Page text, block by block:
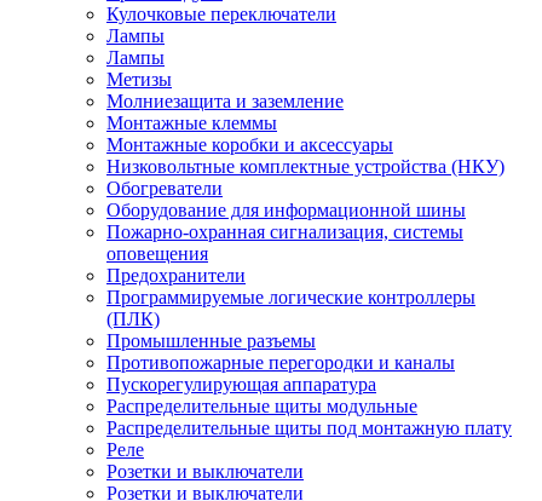
Кулочковые переключатели
Лампы
Лампы
Метизы
Молниезащита и заземление
Монтажные клеммы
Монтажные коробки и аксессуары
Низковольтные комплектные устройства (НКУ)
Обогреватели
Оборудование для информационной шины
Пожарно-охранная сигнализация, системы
оповещения
Предохранители
Программируемые логические контроллеры
(ПЛК)
Промышленные разъемы
Противопожарные перегородки и каналы
Пускорегулирующая аппаратура
Распределительные щиты модульные
Распределительные щиты под монтажную плату
Реле
Розетки и выключатели
Розетки и выключатели